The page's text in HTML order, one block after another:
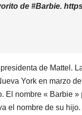
de #Barbie.
de Mattel.
York en marzo
El nombre « Barbie
el nombre de su